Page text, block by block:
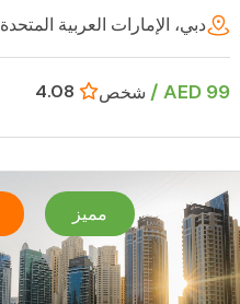
دبي، الإمارات العربية المتحدة
99 AED / شخص
مميز